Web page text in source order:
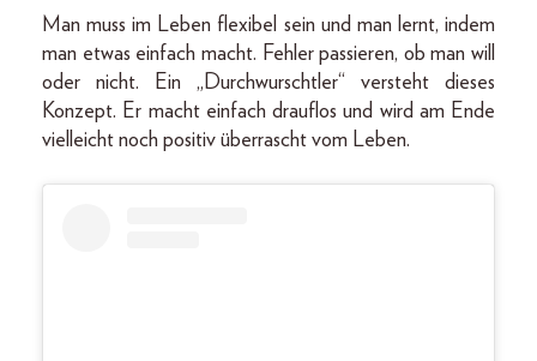
Man muss im Leben flexibel sein und man lernt, indem
man etwas einfach macht. Fehler passieren, ob man will
oder nicht. Ein „Durchwurschtler“ versteht dieses
Konzept. Er macht einfach drauflos und wird am Ende
vielleicht noch positiv überrascht vom Leben.